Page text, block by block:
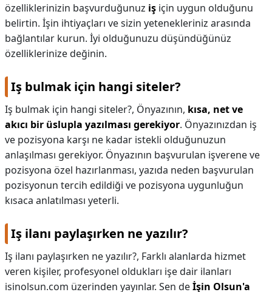
özelliklerinizin başvurduğunuz iş için uygun olduğunu
belirtin. İşin ihtiyaçları ve sizin yetenekleriniz arasında
bağlantılar kurun. İyi olduğunuzu düşündüğünüz
özelliklerinize değinin.
Iş bulmak için hangi siteler?
Iş bulmak için hangi siteler?, Önyazının, kısa, net ve
akıcı bir üslupla yazılması gerekiyor. Önyazınızdan iş
ve pozisyona karşı ne kadar istekli olduğunuzun
anlaşılması gerekiyor. Önyazının başvurulan işverene ve
pozisyona özel hazırlanması, yazıda neden başvurulan
pozisyonun tercih edildiği ve pozisyona uygunluğun
kısaca anlatılması yeterli.
Iş ilanı paylaşırken ne yazılır?
Iş ilanı paylaşırken ne yazılır?, Farklı alanlarda hizmet
veren kişiler, profesyonel oldukları işe dair ilanları
isinolsun.com üzerinden yayınlar. Sen deİşin Olsun'a